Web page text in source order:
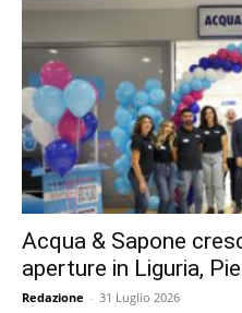
Acqua & Sapone
aperture in Liguria,
Redazione - 31 Luglio 2026